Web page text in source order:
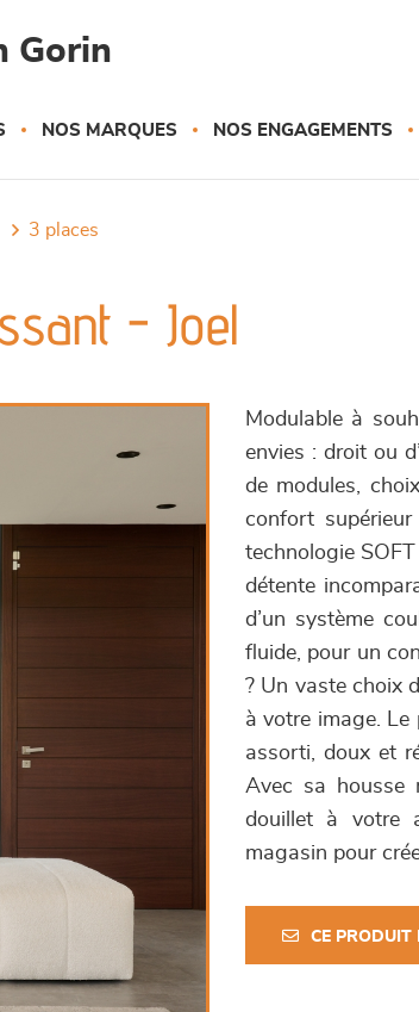
Gorin
NOS MARQUES NOS ENGAGEMENTS
3 places
- Joel
Modulable à
envies : droit ou
de modules,
confort
technologie
détente
d’un système
fluide, pour un
? Un vaste choix
à votre image.
assorti, doux et
Avec sa housse
douillet à votre
magasin pour
CE PRODUIT